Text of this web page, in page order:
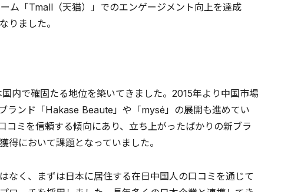
ム「Tmall（天猫）」でのエンゲージメント向上を達成
りました。
内で確固たる地位を築いてきました。2015年より中国市場
ランド「Hakase Beaute」や「mysé」の展開も進めてい
ミを信頼する傾向にあり、立ち上がったばかりの新ブラ
において課題となっていました。
く、まずは日本に居住する在日中国人の口コミを通じて